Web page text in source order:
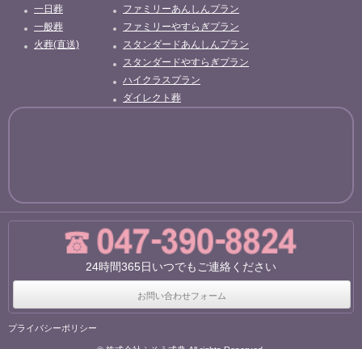
一日葬
一般葬
火葬(直送)
ファミリーあんしんプラン
ファミリーやすらぎプラン
スタンダードあんしんプラン
スタンダードやすらぎプラン
ハイクラスプラン
ダイレクト葬
24時間365日いつでもご連絡ください
お問い合わせフォーム
プライバシーポリシー